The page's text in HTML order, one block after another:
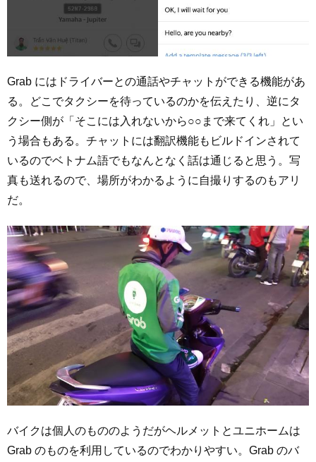
Grab にはドライバーとの通話やチャットができる機能があ
る。どこでタクシーを待っているのかを伝えたり、逆にタ
クシー側が「そこには入れないから○○まで来てくれ」とい
う場合もある。チャットには翻訳機能もビルドインされて
いるのでベトナム語でもなんとなく話は通じると思う。写
真も送れるので、場所がわかるように自撮りするのもアリ
だ。
バイクは個人のもののようだがヘルメットとユニホームは
Grab のものを利用しているのでわかりやすい。Grab のバ